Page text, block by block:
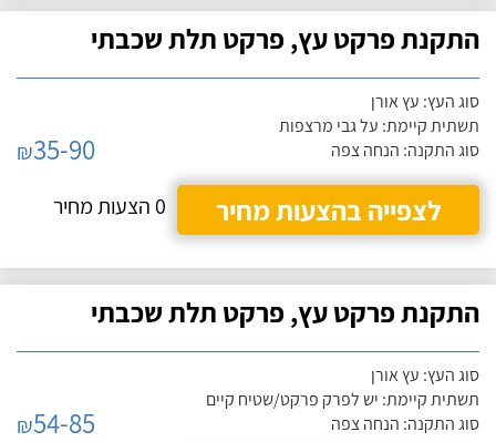
התקנת פרקט עץ, פרקט תלת שכבתי
סוג העץ: עץ אורן
תשתית קיימת: על גבי מרצפות
סוג התקנה: הנחה צפה
₪35-90
לצפייה בהצעות מחיר
0 הצעות מחיר
התקנת פרקט עץ, פרקט תלת שכבתי
סוג העץ: עץ אורן
תשתית קיימת: יש לפרק פרקט/שטיח קיים
סוג התקנה: הנחה צפה
₪54-85